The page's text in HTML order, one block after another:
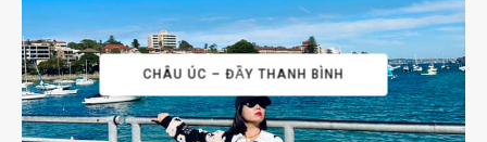
CHÂU ÚC – ĐẦY THANH BÌNH